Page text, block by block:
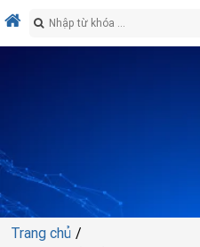
Trang chủ